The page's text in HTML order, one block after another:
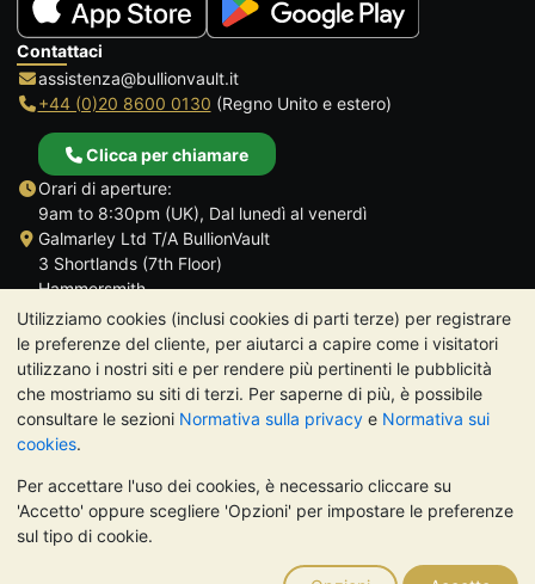
Utilizziamo cookies (inclusi cookies di parti terze) per registrare
le preferenze del cliente, per aiutarci a capire come i visitatori
utilizzano i nostri siti e per rendere più pertinenti le pubblicità
che mostriamo su siti di terzi. Per saperne di più, è possibile
consultare le sezioni Normativa sulla privacy e Normativa sui
cookies.
Per accettare l'uso dei cookies, è necessario cliccare su
'Accetto' oppure scegliere 'Opzioni' per impostare le preferenze
sul tipo di cookie.
Contattaci
assistenza@bullionvault.it
+44 (0)20 8600 0130 (Regno Unito e estero)
Clicca per chiamare
Orari di aperture:
9am to 8:30pm (UK), Dal lunedì al venerdì
Galmarley Ltd T/A BullionVault
3 Shortlands (7th Floor)
Hammersmith
Londra
W6 8DA
Regno Unito
TrustScore 4.7 | 488 recensioni
NOTA BENE: Il valore dei metalli preziosi può diminuire o
aumentare, e i trend storici non sono predittori dell'andamento
futuro. Nulla di quanto contenuto nei siti web di BullionVault o